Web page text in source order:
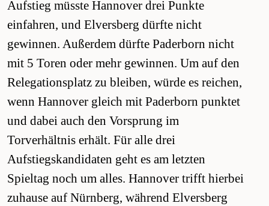
Aufstieg müsste Hannover drei Punkte
einfahren, und Elversberg dürfte nicht
gewinnen. Außerdem dürfte Paderborn nicht
mit 5 Toren oder mehr gewinnen. Um auf den
Relegationsplatz zu bleiben, würde es reichen,
wenn Hannover gleich mit Paderborn punktet
und dabei auch den Vorsprung im
Torverhältnis erhält. Für alle drei
Aufstiegskandidaten geht es am letzten
Spieltag noch um alles. Hannover trifft hierbei
zuhause auf Nürnberg, während Elversberg